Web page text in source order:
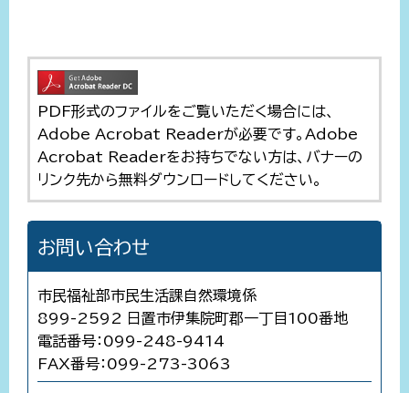
PDF形式のファイルをご覧いただく場合には、
Adobe Acrobat Readerが必要です。Adobe
Acrobat Readerをお持ちでない方は、バナーの
リンク先から無料ダウンロードしてください。
お問い合わせ
市民福祉部市民生活課自然環境係
899-2592 日置市伊集院町郡一丁目100番地
電話番号：099-248-9414
FAX番号：099-273-3063